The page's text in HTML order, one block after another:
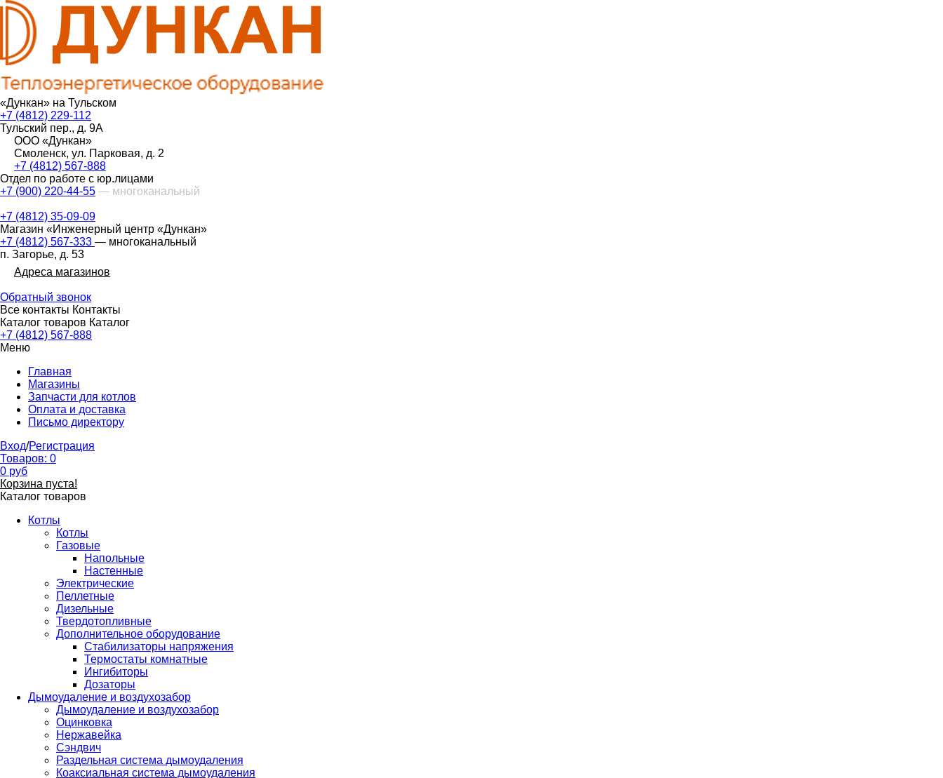
«Дункан» на Тульском
+7 (4812) 229-112
Тульский пер., д. 9А
ООО «Дункан»
Смоленск, ул. Парковая, д. 2
+7 (4812) 567-888
Отдел по работе с юр.лицами
+7 (900) 220-44-55 — многоканальный
+7 (4812) 35-09-09
Магазин «Инженерный центр «Дункан»
+7 (4812) 567-333 — многоканальный
п. Загорье, д. 53
Адреса магазинов
Обратный звонок
Все контакты Контакты
Каталог товаров Каталог
+7 (4812) 567-888
Меню
Главная
Магазины
Запчасти для котлов
Оплата и доставка
Письмо директору
Вход/Регистрация
Товаров: 0
0 руб
Корзина пуста!
Каталог товаров
Котлы
Котлы
Газовые
Напольные
Настенные
Электрические
Пеллетные
Дизельные
Твердотопливные
Дополнительное оборудование
Стабилизаторы напряжения
Термостаты комнатные
Ингибиторы
Дозаторы
Дымоудаление и воздухозабор
Дымоудаление и воздухозабор
Оцинковка
Нержавейка
Сэндвич
Раздельная система дымоудаления
Коаксиальная система дымоудаления